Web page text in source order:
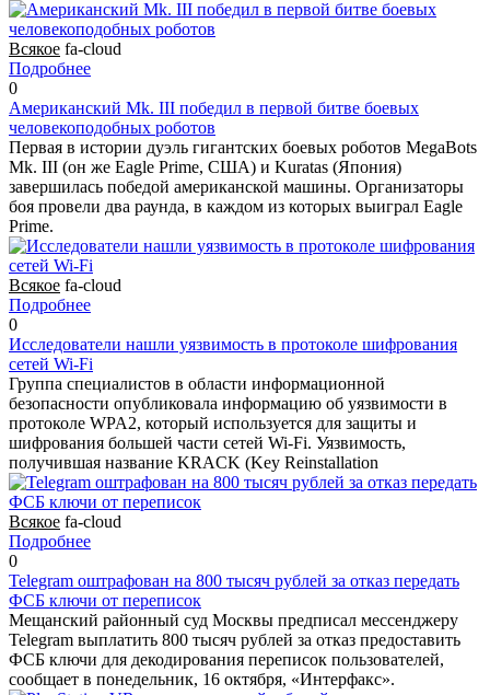
Всякое fa-cloud
Подробнее
0
Американский Mk. III победил в первой битве боевых
человекоподобных роботов
Первая в истории дуэль гигантских боевых роботов MegaBots
Mk. III (он же Eagle Prime, США) и Kuratas (Япония)
завершилась победой американской машины. Организаторы
боя провели два раунда, в каждом из которых выиграл Eagle
Prime.
Всякое fa-cloud
Подробнее
0
Исследователи нашли уязвимость в протоколе шифрования
сетей Wi-Fi
Группа специалистов в области информационной
безопасности опубликовала информацию об уязвимости в
протоколе WPA2, который используется для защиты и
шифрования большей части сетей Wi-Fi. Уязвимость,
получившая название KRACK (Key Reinstallation
Всякое fa-cloud
Подробнее
0
Telegram оштрафован на 800 тысяч рублей за отказ передать
ФСБ ключи от переписок
Мещанский районный суд Москвы предписал мессенджеру
Telegram выплатить 800 тысяч рублей за отказ предоставить
ФСБ ключи для декодирования переписок пользователей,
сообщает в понедельник, 16 октября, «Интерфакс».